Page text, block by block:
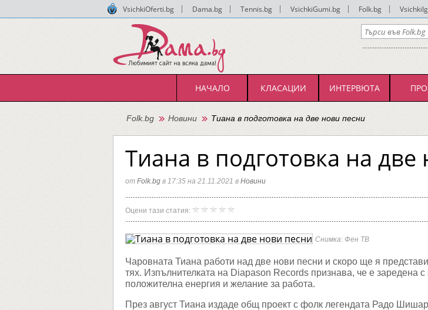
VsichkiOferti.bg Dama.bg Tennis.bg VsichkiGumi.bg Folk.bg
НАЧАЛО КЛАСАЦИИ ИНТЕРВЮТА
Folk.bg Новини Тиана в подготовка на две нови песни
Тиана в подготовка на две
от Folk.bg в 17:35 на 21.11.2021 в Новини
Оцени тази статия:
подготовка
на
две
Снимка: Фен ТВ
Чаровната Тиана работи над две нови песни и скоро ще я
тях. Изпълнителката на Diapason Records признава, че е заредена с
положителна енергия и желание за работа.
През август Тиана издаде общ проект с фолк легендата Радо